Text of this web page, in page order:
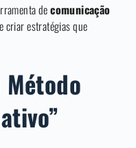
decomunicação
criar estratégias que